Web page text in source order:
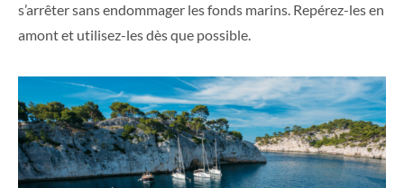
s’arrêter sans endommager les fonds marins. Repérez-les en
amont et utilisez-les dès que possible.